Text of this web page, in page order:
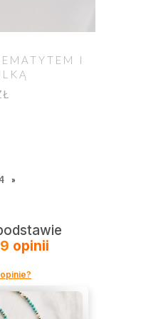
I
»
opinii